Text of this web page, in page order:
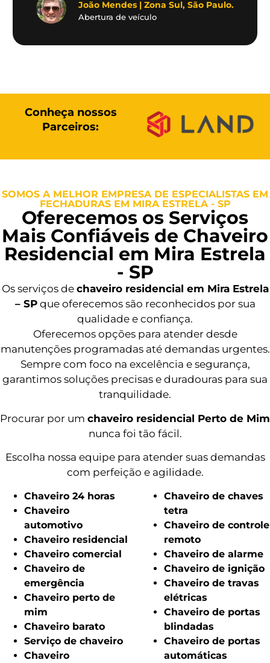
João Mendes | Zona Sul, São Paulo.
Abertura de veículo
Conheça nossos
Parceiros:
SOMOS A MELHOR EMPRESA DE ESPECIALISTAS EM
FECHADURAS EM MIRA ESTRELA - SP
Oferecemos os Serviços
Mais Confiáveis de Chaveiro
Residencial em Mira Estrela
- SP
Os serviços de chaveiro residencial em Mira Estrela
– SPque oferecemos são reconhecidos por sua
qualidade e confiança.
Oferecemos opções para atender desde
manutenções programadas até demandas urgentes.
Sempre com foco na excelência e segurança,
garantimos soluções precisas e duradouras para sua
tranquilidade.
Procurar por um chaveiro residencial Perto de Mim
nunca foi tão fácil.
Escolha nossa equipe para atender suas demandas
com perfeição e agilidade.
Chaveiro 24 horas
Chaveiro
automotivo
Chaveiro residencial
Chaveiro comercial
Chaveiro de
emergência
Chaveiro perto de
mim
Chaveiro barato
Serviço de chaveiro
Chaveiro
Chaveiro de chaves
tetra
Chaveiro de controle
remoto
Chaveiro de alarme
Chaveiro de ignição
Chaveiro de travas
elétricas
Chaveiro de portas
blindadas
Chaveiro de portas
automáticas